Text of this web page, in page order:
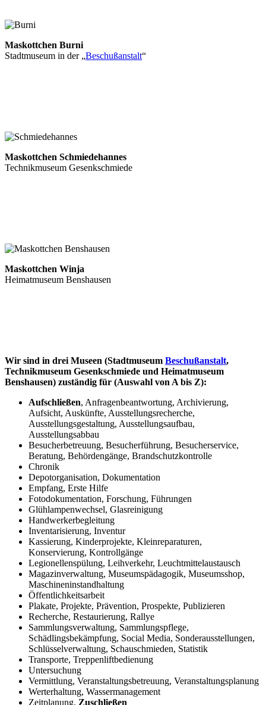
Maskottchen Burni
Stadtmuseum in der „Beschußanstalt“
Maskottchen Schmiedehannes
Technikmuseum Gesenkschmiede
Maskottchen Winja
Heimatmuseum Benshausen
Wir sind in drei Museen (Stadtmuseum Beschußanstalt,
Technikmuseum Gesenkschmiede und Heimatmuseum
Benshausen) zuständig für (Auswahl von A bis Z):
Aufschließen, Anfragenbeantwortung, Archivierung,
Aufsicht, Auskünfte, Ausstellungsrecherche,
Ausstellungsgestaltung, Ausstellungsaufbau,
Ausstellungsabbau
Besucherbetreuung, Besucherführung, Besucherservice,
Beratung, Behördengänge, Brandschutzkontrolle
Chronik
Depotorganisation, Dokumentation
Empfang, Erste Hilfe
Fotodokumentation, Forschung, Führungen
Glühlampenwechsel, Glasreinigung
Handwerkerbegleitung
Inventarisierung, Inventur
Kassierung, Kinderprojekte, Kleinreparaturen,
Konservierung, Kontrollgänge
Legionellenspülung, Leihverkehr, Leuchtmittelaustausch
Magazinverwaltung, Museumspädagogik, Museumsshop,
Maschineninstandhaltung
Öffentlichkeitsarbeit
Plakate, Projekte, Prävention, Prospekte, Publizieren
Recherche, Restaurierung, Rallye
Sammlungsverwaltung, Sammlungspflege,
Schädlingsbekämpfung, Social Media, Sonderausstellungen,
Schlüsselverwaltung, Schauschmieden, Statistik
Transporte, Treppenliftbedienung
Untersuchung
Vermittlung, Veranstaltungsbetreuung, Veranstaltungsplanung
Werterhaltung, Wassermanagement
Zeitplanung, Zuschließen